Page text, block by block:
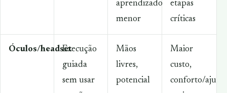
aprendizado
menor
etapas
críticas
Óculos/headsetExecução
guiada
sem usar
Mãos
livres,
potencial
Maior
custo,
conforto/ajuste